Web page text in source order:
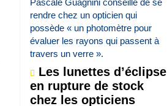
Les lunettes d’éclipse
en rupture de stock
chez les opticiens